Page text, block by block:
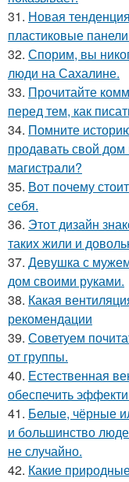
31. Новая
пластиковые
32. Спорим, вы
люди на Сахалине.
33. Прочитайте
перед тем, как
34. Помните
продавать свой
магистрали?
35. Вот почему
себя.
36. Этот дизайн
таких жили и
37. Девушка с
дом своими руками.
38. Какая
рекомендации
39. Советуем
от группы.
40. Естественная
обеспечить
41. Белые, чёрные
и большинство
не случайно.
42. Какие